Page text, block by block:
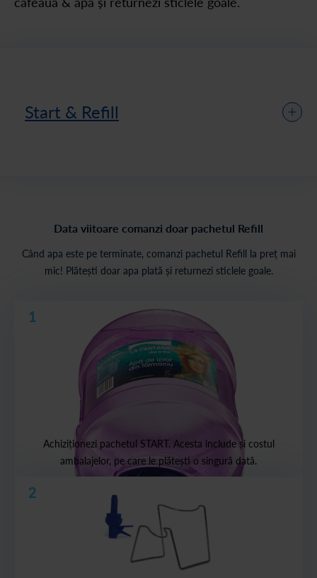
Start & Refill
Data viitoare comanzi doar pachetul Refill
Când apa este pe terminate, comanzi pachetul Refill la preț mai
mic! Plătești doar apa plată și returnezi sticlele goale.
1
Achiziționezi pachetul START. Acesta include și costul
ambalajelor, pe care le plătești o singură dată.
2